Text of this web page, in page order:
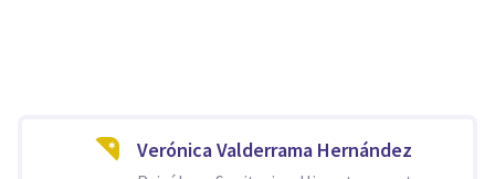
Verónica Valderrama Hernández